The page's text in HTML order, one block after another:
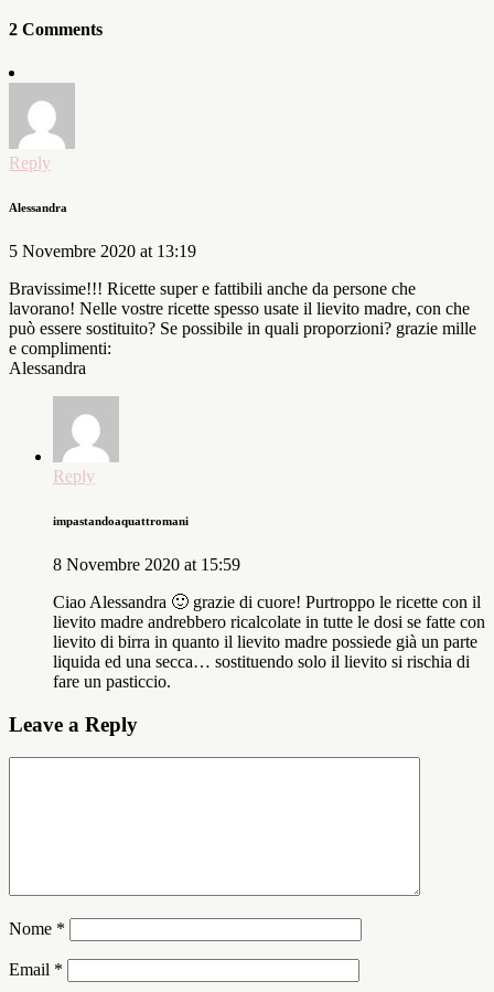
2 Comments
Reply
Alessandra
5 Novembre 2020 at 13:19
Bravissime!!! Ricette super e fattibili anche da persone che
lavorano! Nelle vostre ricette spesso usate il lievito madre, con che
può essere sostituito? Se possibile in quali proporzioni? grazie mille
e complimenti:
Alessandra
Reply
impastandoaquattromani
8 Novembre 2020 at 15:59
Ciao Alessandra 🙂 grazie di cuore! Purtroppo le ricette con il
lievito madre andrebbero ricalcolate in tutte le dosi se fatte con
lievito di birra in quanto il lievito madre possiede già un parte
liquida ed una secca… sostituendo solo il lievito si rischia di
fare un pasticcio.
Leave a Reply
Nome *
Email *